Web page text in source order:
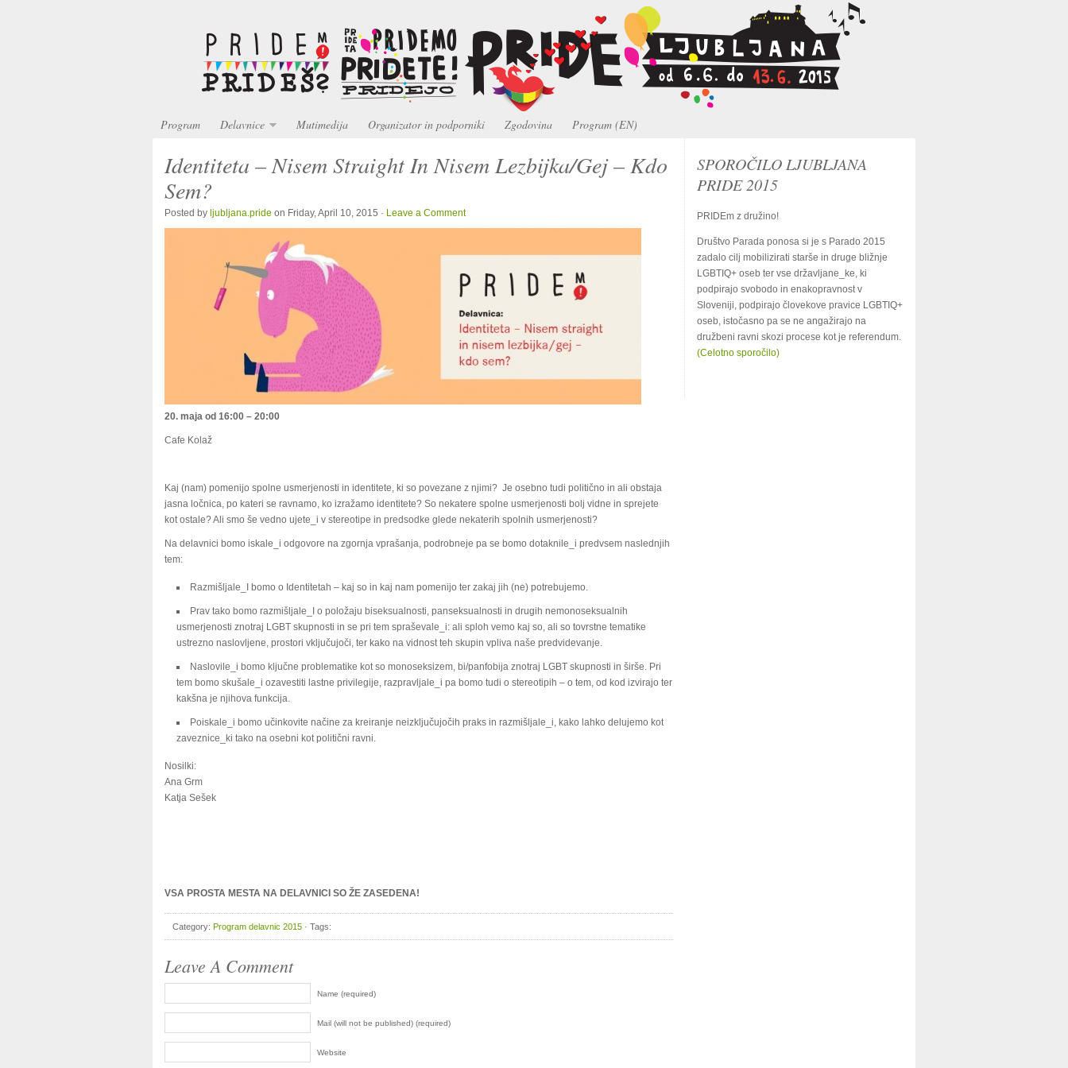
Program Delavnice Mutimedija Organizator in podporniki Zgodovina Program (EN)
Identiteta – Nisem Straight In Nisem Lezbijka/Gej – Kdo
Sem?
Posted by ljubljana.pride on Friday, April 10, 2015 · Leave a Comment
20. maja od 16:00 – 20:00
Cafe Kolaž
Kaj (nam) pomenijo spolne usmerjenosti in identitete, ki so povezane z njimi? Je osebno tudi politično in ali obstaja
jasna ločnica, po kateri se ravnamo, ko izražamo identitete? So nekatere spolne usmerjenosti bolj vidne in sprejete
kot ostale? Ali smo še vedno ujete_i v stereotipe in predsodke glede nekaterih spolnih usmerjenosti?
Na delavnici bomo iskale_i odgovore na zgornja vprašanja, podrobneje pa se bomo dotaknile_i predvsem naslednjih
tem:
Razmišljale_I bomo o Identitetah – kaj so in kaj nam pomenijo ter zakaj jih (ne) potrebujemo.
Prav tako bomo razmišljale_I o položaju biseksualnosti, panseksualnosti in drugih nemonoseksualnih
usmerjenosti znotraj LGBT skupnosti in se pri tem spraševale_i: ali sploh vemo kaj so, ali so tovrstne tematike
ustrezno naslovljene, prostori vključujoči, ter kako na vidnost teh skupin vpliva naše predvidevanje.
Naslovile_i bomo ključne problematike kot so monoseksizem, bi/panfobija znotraj LGBT skupnosti in širše. Pri
tem bomo skušale_i ozavestiti lastne privilegije, razpravljale_i pa bomo tudi o stereotipih – o tem, od kod izvirajo ter
kakšna je njihova funkcija.
Poiskale_i bomo učinkovite načine za kreiranje neizključujočih praks in razmišljale_i, kako lahko delujemo kot
zaveznice_ki tako na osebni kot politični ravni.
Nosilki:
Ana Grm
Katja Sešek
VSA PROSTA MESTA NA DELAVNICI SO ŽE ZASEDENA!
Category: Program delavnic 2015 · Tags:
Leave A Comment
Name (required)
Mail (will not be published) (required)
Website
SPOROČILO LJUBLJANA
PRIDE 2015
PRIDEm z družino!
Društvo Parada ponosa si je s Parado 2015
zadalo cilj mobilizirati starše in druge bližnje
LGBTIQ+ oseb ter vse državljane_ke, ki
podpirajo svobodo in enakopravnost v
Sloveniji, podpirajo človekove pravice LGBTIQ+
oseb, istočasno pa se ne angažirajo na
družbeni ravni skozi procese kot je referendum.
(Celotno sporočilo)